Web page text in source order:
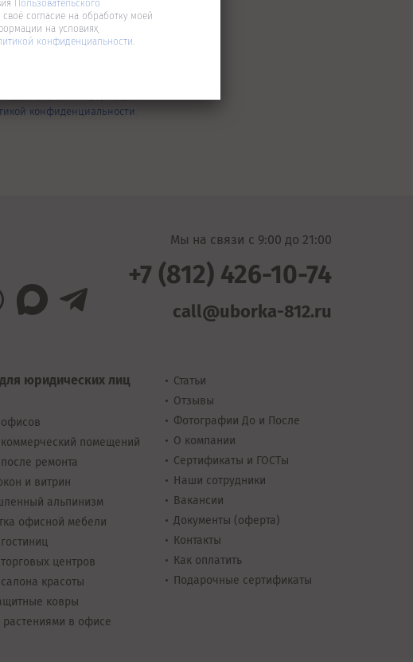
персональной информации
конфиденциальности
Мы на связи c 9:00 до 21:00
+7 (812) 426-10-74
call@uborka-812.ru
юридических лиц
помещений
ремонта
и витрин
альпинизм
офисной мебели
центров
красоты
ковры
растениями в офисе
Статьи
Отзывы
Фотографии До и После
О компании
Сертификаты и ГОСТы
Наши сотрудники
Вакансии
Документы (оферта)
Контакты
Как оплатить
Подарочные сертификаты
Пользовательского
согласие на обработку моей
на условиях,
конфиденциальности.